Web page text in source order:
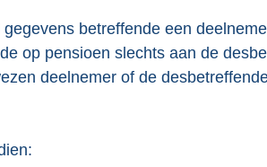
betreffende een
op pensioen slechts aan de
deelnemer of de